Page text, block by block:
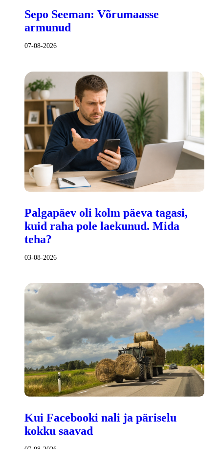
Sepo Seeman: Võrumaasse
armunud
07-08-2026
Palgapäev oli kolm päeva tagasi,
kuid raha pole laekunud. Mida
teha?
03-08-2026
Kui Facebooki nali ja päriselu
kokku saavad